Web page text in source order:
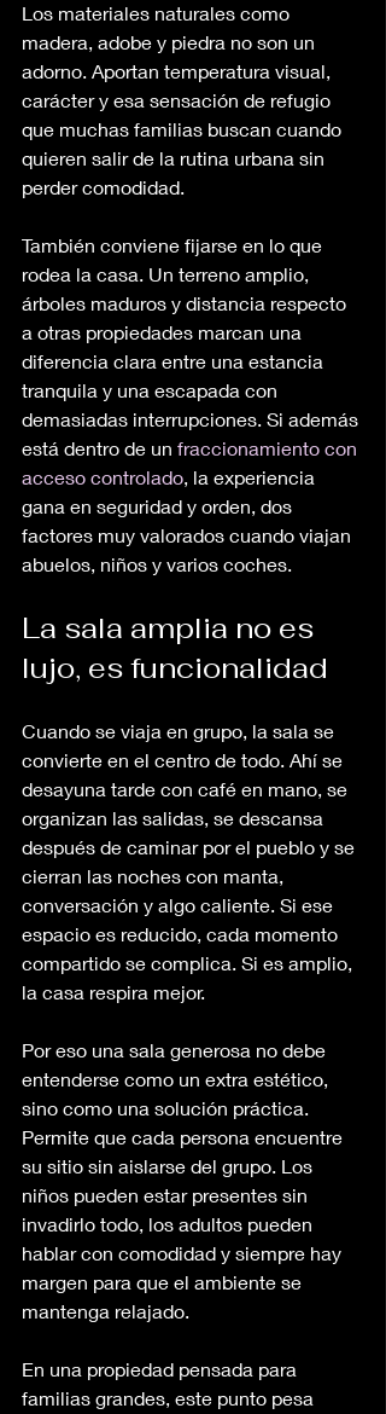
Los materiales naturales como
madera, adobe y piedra no son un
adorno. Aportan temperatura visual,
carácter y esa sensación de refugio
que muchas familias buscan cuando
quieren salir de la rutina urbana sin
perder comodidad.
También conviene fijarse en lo que
rodea la casa. Un terreno amplio,
árboles maduros y distancia respecto
a otras propiedades marcan una
diferencia clara entre una estancia
tranquila y una escapada con
demasiadas interrupciones. Si además
está dentro de un fraccionamiento con
acceso controlado, la experiencia
gana en seguridad y orden, dos
factores muy valorados cuando viajan
abuelos, niños y varios coches.
La sala amplia no es
lujo, es funcionalidad
Cuando se viaja en grupo, la sala se
convierte en el centro de todo. Ahí se
desayuna tarde con café en mano, se
organizan las salidas, se descansa
después de caminar por el pueblo y se
cierran las noches con manta,
conversación y algo caliente. Si ese
espacio es reducido, cada momento
compartido se complica. Si es amplio,
la casa respira mejor.
Por eso una sala generosa no debe
entenderse como un extra estético,
sino como una solución práctica.
Permite que cada persona encuentre
su sitio sin aislarse del grupo. Los
niños pueden estar presentes sin
invadirlo todo, los adultos pueden
hablar con comodidad y siempre hay
margen para que el ambiente se
mantenga relajado.
En una propiedad pensada para
familias grandes, este punto pesa